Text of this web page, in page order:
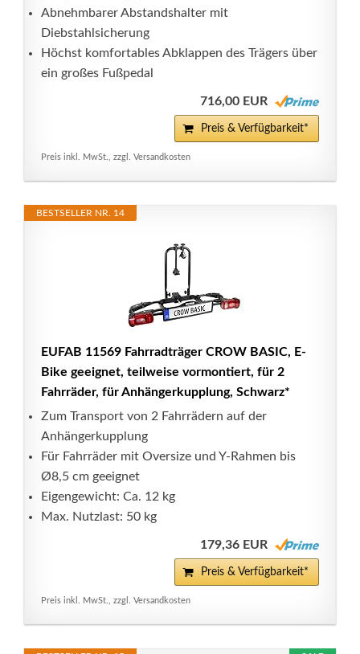
Abnehmbarer Abstandshalter mit
Diebstahlsicherung
Höchst komfortables Abklappen des Trägers über
ein großes Fußpedal
716,00 EUR
Preis & Verfügbarkeit*
Preis inkl. MwSt., zzgl. Versandkosten
BESTSELLER NR. 14
EUFAB 11569 Fahrradträger CROW BASIC, E-
Bike geeignet, teilweise vormontiert, für 2
Fahrräder, für Anhängerkupplung, Schwarz*
Zum Transport von 2 Fahrrädern auf der
Anhängerkupplung
Für Fahrräder mit Oversize und Y-Rahmen bis
Ø8,5 cm geeignet
Eigengewicht: Ca. 12 kg
Max. Nutzlast: 50 kg
179,36 EUR
Preis & Verfügbarkeit*
Preis inkl. MwSt., zzgl. Versandkosten